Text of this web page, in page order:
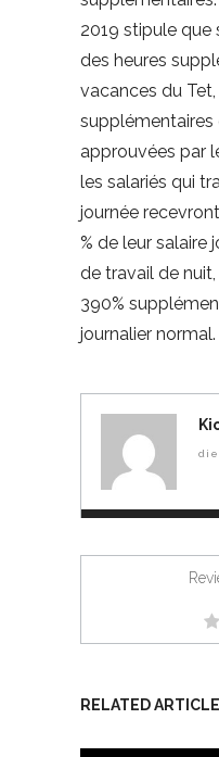
2019 stipule que
des heures
vacances du
approuvées par
les salariés qui
journée
% de leur salaire
de travail de
390%
journalier normal.
RELATED